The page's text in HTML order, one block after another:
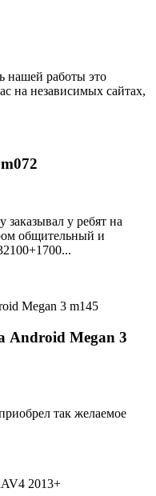
нашей работы это
на независимых сайтах,
у ребят на
общительный и
Android Megan 3
так желаемое